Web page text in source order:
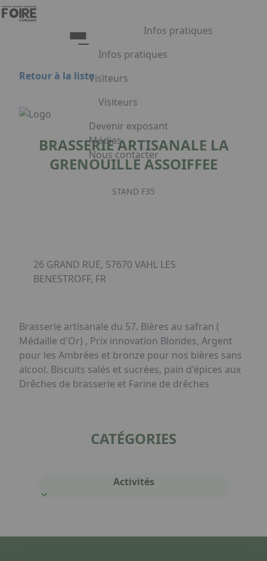
Aller au contenu principal
Infos pratiques
Infos pratiques
Tarifs et Horaires
Restauration
FAQ
Visiteurs
Visiteurs
Liste exposants
Plan du salon
Programme
Embarquement pour Venise
Devenir exposant
Médias
Nous contacter
Appuyez sur Entrée pour ouvrir le
Retour à la liste
BRASSERIE ARTISANALE LA
GRENOUILLE ASSOIFFEE
STAND F35
26 GRAND RUE, 57670 VAHL LES
BENESTROFF, FR
Brasserie artisanale du 57. Bières au safran (
Médaille d'Or) , Prix innovation Blondes, Argent
pour les Ambrées et bronze pour nos bières sans
alcool. Biscuits salés et sucrées, pain d'épices aux
Drêches de brasserie et Farine de drêches
CATÉGORIES
Activités
Panneau de gestion des cookies